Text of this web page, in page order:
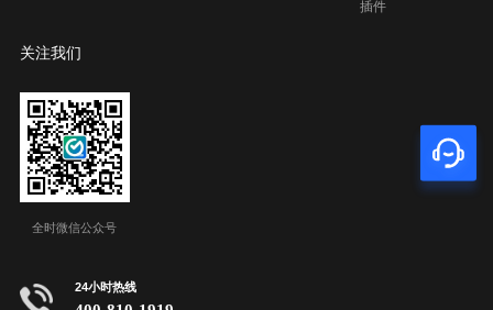
插件
关注我们
全时微信公众号
24小时热线